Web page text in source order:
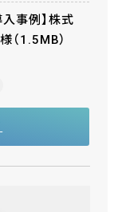
入事例】株式
（1.5MB）